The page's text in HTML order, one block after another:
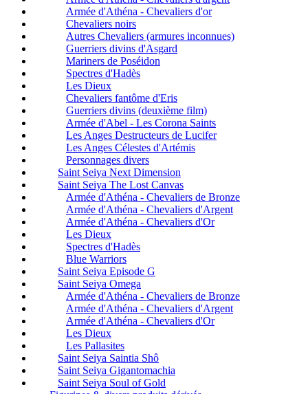
Armée d'Athéna - Chevaliers d'or
Chevaliers noirs
Autres Chevaliers (armures inconnues)
Guerriers divins d'Asgard
Mariners de Poséidon
Spectres d'Hadès
Les Dieux
Chevaliers fantôme d'Eris
Guerriers divins (deuxième film)
Armée d'Abel - Les Corona Saints
Les Anges Destructeurs de Lucifer
Les Anges Célestes d'Artémis
Personnages divers
Saint Seiya Next Dimension
Saint Seiya The Lost Canvas
Armée d'Athéna - Chevaliers de Bronze
Armée d'Athéna - Chevaliers d'Argent
Armée d'Athéna - Chevaliers d'Or
Les Dieux
Spectres d'Hadès
Blue Warriors
Saint Seiya Episode G
Saint Seiya Omega
Armée d'Athéna - Chevaliers de Bronze
Armée d'Athéna - Chevaliers d'Argent
Armée d'Athéna - Chevaliers d'Or
Les Dieux
Les Pallasites
Saint Seiya Saintia Shô
Saint Seiya Gigantomachia
Saint Seiya Soul of Gold